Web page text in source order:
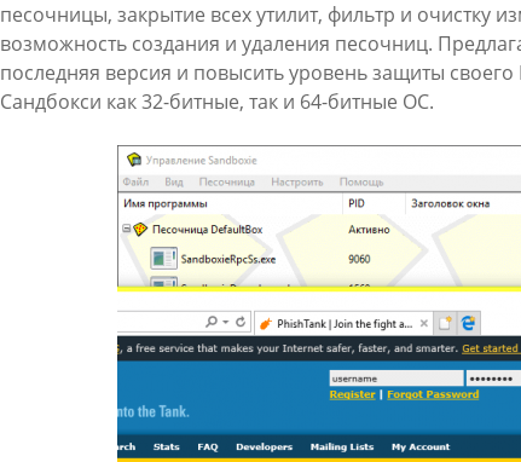
песочницы, закрытие всех утилит, фильтр и очистку
возможность создания и удаления песочниц.
последняя версия и повысить уровень защиты
Сандбокси как 32-битные, так и 64-битные ОС.